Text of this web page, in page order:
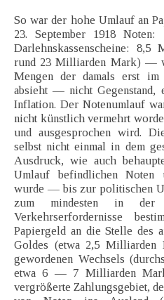
So war der hohe Umlauf an
23. September 1918
Darlehnskassenscheine: 8,5
rund 23 Milliarden Mark) —
Mengen der damals erst im
absieht — nicht Gegenstand,
Inflation. Der Notenumlauf
nicht künstlich vermehrt
und ausgesprochen wird.
selbst nicht einmal in dem
Ausdruck, wie auch
Umlauf befindlichen Noten
wurde — bis zur politischen
zum mindesten in der
Verkehrserfordernisse
Papiergeld an die Stelle des
Goldes (etwa 2,5
gewordenen Wechsels
etwa 6 — 7 Milliarden
vergrößerte Zahlungsgebiet,